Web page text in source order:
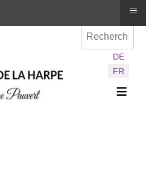
Sélectionnez
DE
FR
≡
≡